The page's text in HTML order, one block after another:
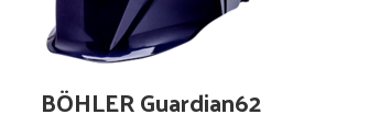
BÖHLER Guardian62